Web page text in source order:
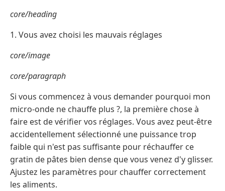
core/heading
1. Vous avez choisi les mauvais réglages
core/image
core/paragraph
Si vous commencez à vous demander pourquoi mon
micro-onde ne chauffe plus ?, la première chose à
faire est de vérifier vos réglages. Vous avez peut-être
accidentellement sélectionné une puissance trop
faible qui n'est pas suffisante pour réchauffer ce
gratin de pâtes bien dense que vous venez d'y glisser.
Ajustez les paramètres pour chauffer correctement
les aliments.